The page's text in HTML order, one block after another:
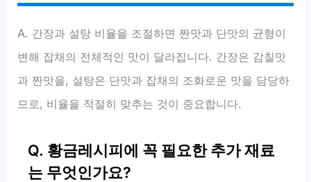
A. 간장과 설탕 비율을 조절하면 짠맛과 단맛의 균형이
변해 잡채의 전체적인 맛이 달라집니다. 간장은 감칠맛
과 짠맛을, 설탕은 단맛과 잡채의 조화로운 맛을 담당하
므로, 비율을 적절히 맞추는 것이 중요합니다.
Q. 황금레시피에 꼭 필요한 추가 재료
는 무엇인가요?